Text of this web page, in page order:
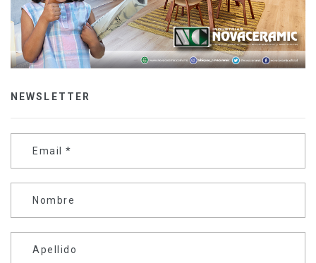
NEWSLETTER
Email *
Nombre
Apellido